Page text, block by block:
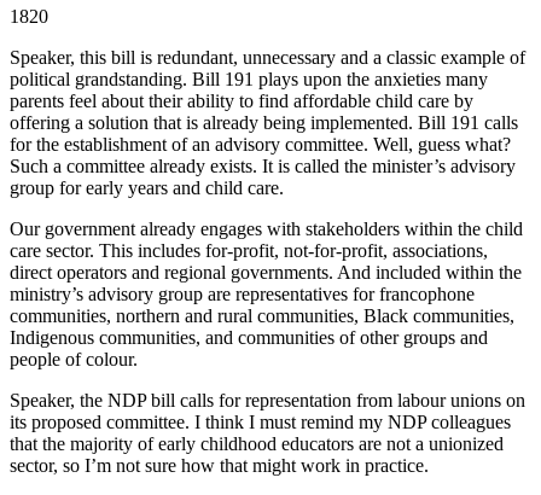
1820
Speaker, this bill is redundant, unnecessary and a classic example of
political grandstanding. Bill 191 plays upon the anxieties many
parents feel about their ability to find affordable child care by
offering a solution that is already being implemented. Bill 191 calls
for the establishment of an advisory committee. Well, guess what?
Such a committee already exists. It is called the minister’s advisory
group for early years and child care.
Our government already engages with stakeholders within the child
care sector. This includes for-profit, not-for-profit, associations,
direct operators and regional governments. And included within the
ministry’s advisory group are representatives for francophone
communities, northern and rural communities, Black communities,
Indigenous communities, and communities of other groups and
people of colour.
Speaker, the NDP bill calls for representation from labour unions on
its proposed committee. I think I must remind my NDP colleagues
that the majority of early childhood educators are not a unionized
sector, so I’m not sure how that might work in practice.